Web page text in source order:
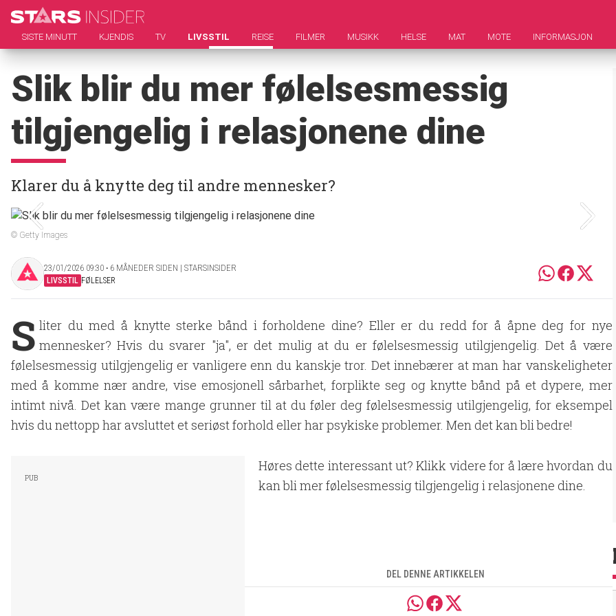
SISTE MINUTT KJENDIS TV LIVSSTIL REISE FILMER MUSIKK HELSE MAT MOTE INFORMASJON
Slik blir du mer følelsesmessig
tilgjengelig i relasjonene dine
Klarer du å knytte deg til andre mennesker?
© Getty Images
23/01/2026 09:30 ‧ 6 MÅNEDER SIDEN | STARSINSIDER
LIVSSTIL FØLELSER
S liter du med å knytte sterke bånd i forholdene dine? Eller er du redd for å åpne deg for nye
mennesker? Hvis du svarer "ja", er det mulig at du er følelsesmessig utilgjengelig. Det å være
følelsesmessig utilgjengelig er vanligere enn du kanskje tror. ​​Det innebærer at man har vanskeligheter
med å komme nær andre, vise emosjonell sårbarhet, forplikte seg og knytte bånd på et dypere, mer
intimt nivå. Det kan være mange grunner til at du føler deg følelsesmessig utilgjengelig, for eksempel
hvis du nettopp har avsluttet et seriøst forhold eller har psykiske problemer. Men det kan bli bedre!
Høres dette interessant ut? Klikk videre for å lære hvordan du
kan bli mer følelsesmessig tilgjengelig i relasjonene dine.​
DEL DENNE ARTIKKELEN